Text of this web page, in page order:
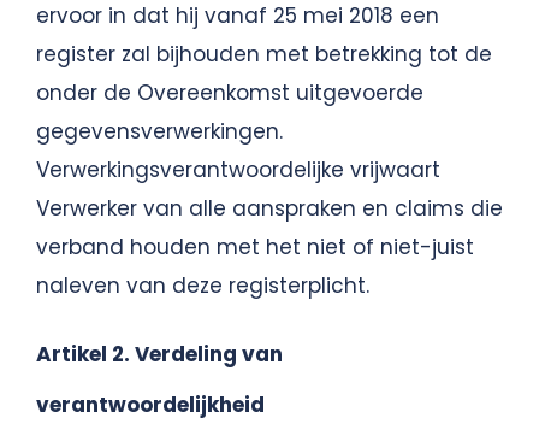
ervoor in dat hij vanaf 25 mei 2018 een
register zal bijhouden met betrekking tot de
onder de Overeenkomst uitgevoerde
gegevensverwerkingen.
Verwerkingsverantwoordelijke vrijwaart
Verwerker van alle aanspraken en claims die
verband houden met het niet of niet-juist
naleven van deze registerplicht.
Artikel 2. Verdeling van
verantwoordelijkheid